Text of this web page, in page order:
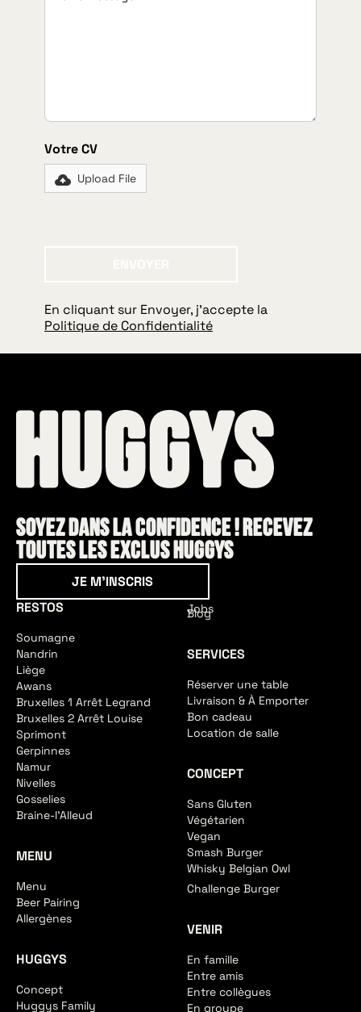
Votre CV
Upload File
En cliquant sur Envoyer, j'accepte la
Politique de Confidentialité
Soyez dans la confidence ! Recevez
toutes les exclus HUGGYS
JE M'INSCRIS
RESTOS
Soumagne
Nandrin
Liège
Awans
Bruxelles 1 Arrêt Legrand
Bruxelles 2 Arrêt Louise
Sprimont
Gerpinnes
Namur
Nivelles
Gosselies
Braine-l'Alleud
MENU
Menu
Beer Pairing
Allergènes
HUGGYS
Concept
Huggys Family
Jobs
Blog
SERVICES
Réserver une table
Livraison & À Emporter
Bon cadeau
Location de salle
CONCEPT
Sans Gluten
Végétarien
Vegan
Smash Burger
Whisky Belgian Owl
Challenge Burger
VENIR
En famille
Entre amis
Entre collègues
En groupe